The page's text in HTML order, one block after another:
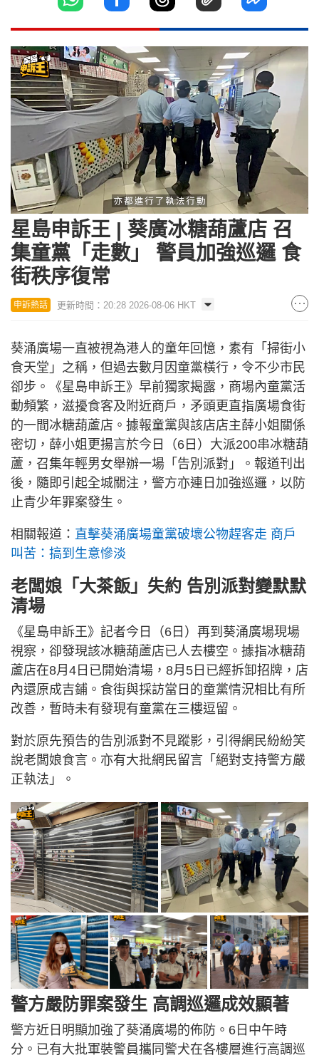
Unmute Loaded:
22.77%
星島申訴王 | 葵廣冰糖葫蘆店 召
集童黨「走數」 警員加強巡邏 食
街秩序復常
申訴熱話 更新時間：20:28 2026-08-06 HKT
葵涌廣場一直被視為港人的童年回憶，素有「掃街小
食天堂」之稱，但過去數月因童黨橫行，令不少市民
卻步。《星島申訴王》早前獨家揭露，商場內童黨活
動頻繁，滋擾食客及附近商戶，矛頭更直指廣場食街
的一間冰糖葫蘆店。據報童黨與該店店主薛小姐關係
密切，薛小姐更揚言於今日（6日）大派200串冰糖葫
蘆，召集年輕男女舉辦一場「告別派對」。報道刊出
後，隨即引起全城關注，警方亦連日加強巡邏，以防
止青少年罪案發生。
相關報道： 直擊葵涌廣場童黨破壞公物趕客走 商戶
叫苦：搞到生意慘淡
老闆娘「大茶飯」失約 告別派對變默默
清場
《星島申訴王》記者今日（6日）再到葵涌廣場現場
視察，卻發現該冰糖葫蘆店已人去樓空。據指冰糖葫
蘆店在8月4日已開始清場，8月5日已經拆卸招牌，店
內還原成吉鋪。食街與採訪當日的童黨情況相比有所
改善，暫時未有發現有童黨在三樓逗留。
對於原先預告的告別派對不見蹤影，引得網民紛紛笑
說老闆娘食言。亦有大批網民留言「絕對支持警方嚴
正執法」。
警方嚴防罪案發生 高調巡邏成效顯著
警方近日明顯加強了葵涌廣場的佈防。6日中午時
分。已有大批軍裝警員攜同警犬在各樓層進行高調巡